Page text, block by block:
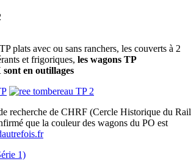
plats avec ou sans ranchers, les couverts à 2
et frigoriques, les wagons TP
en outillages
recherche de CHRF (Cercle Historique du Rail
que la couleur des wagons du PO est
1)